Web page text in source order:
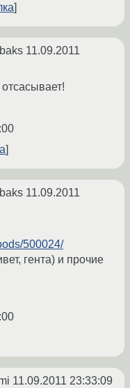
11.09.2011
11.09.2011
500024/
гента) и прочие
11.09.2011 23:33:09